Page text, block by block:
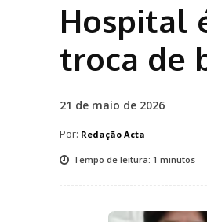
Hospital
troca de
21 de maio de 2026
Por: Redação Acta
Tempo de leitura: 1 minutos